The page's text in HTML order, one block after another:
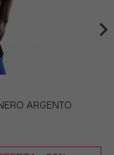
ARGENTO